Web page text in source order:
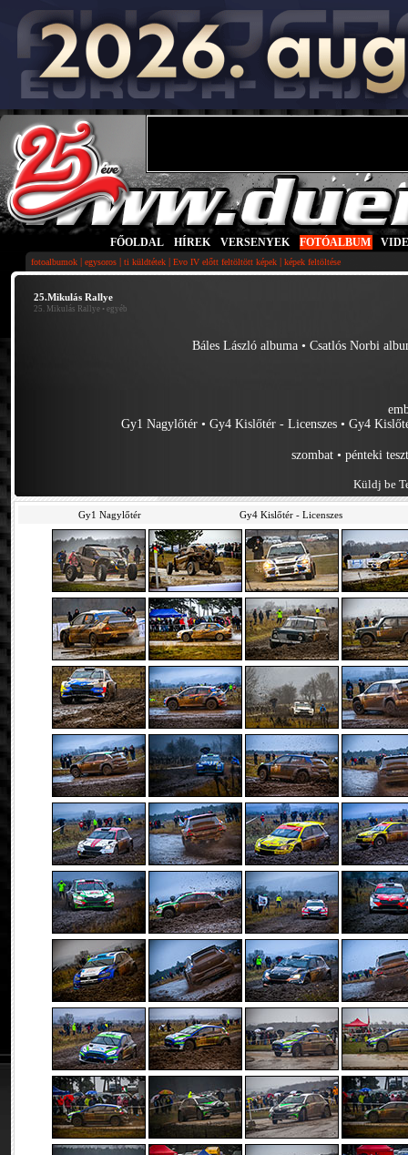
FŐOLDAL HÍREK VERSENYEK FOTÓALBUM
fotoalbumok | egysoros | ti küldtétek | Evo IV előtt feltöltött képek | képek feltöltése
25.Mikulás Rallye
25. Mikulás Rallye • egyéb
Báles László albuma •Csatlós Norbi
Gy1 Nagylőtér •Gy4 Kislőtér - Licenszes •Gy4
szombat •pénteki
Küldj be
Gy1 Nagylőtér Gy4 Kislőtér - Licenszes